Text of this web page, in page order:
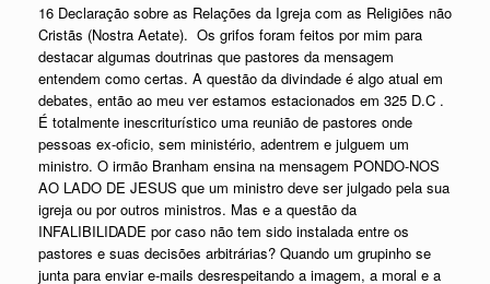
16 Declaração sobre as Relações da Igreja com as Religiões não
Cristãs (Nostra Aetate). Os grifos foram feitos por mim para
destacar algumas doutrinas que pastores da mensagem
entendem como certas. A questão da divindade é algo atual em
debates, então ao meu ver estamos estacionados em 325 D.C .
É totalmente inescriturístico uma reunião de pastores onde
pessoas ex-oficio, sem ministério, adentrem e julguem um
ministro. O irmão Branham ensina na mensagem PONDO-NOS
AO LADO DE JESUS que um ministro deve ser julgado pela sua
igreja ou por outros ministros. Mas e a questão da
INFALIBILIDADE por caso não tem sido instalada entre os
pastores e suas decisões arbitrárias? Quando um grupinho se
junta para enviar e-mails desrespeitando a imagem, a moral e a